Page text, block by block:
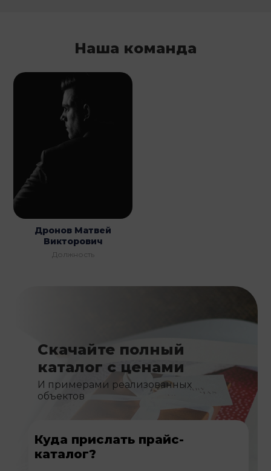
Наша команда
Дронов Матвей
Викторович
Должность
Скачайте полный
каталог с ценами
И примерами реализованных
объектов
Куда прислать прайс-
каталог?